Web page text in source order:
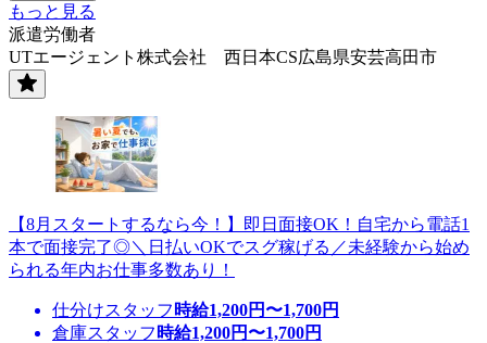
もっと見る
派遣労働者
UTエージェント株式会社 西日本CS広島県安芸高田市
【8月スタートするなら今！】即日面接OK！自宅から電話1
本で面接完了◎＼日払いOKでスグ稼げる／未経験から始め
られる年内お仕事多数あり！
仕分けスタッフ 時給1,200円〜1,700円
倉庫スタッフ 時給1,200円〜1,700円